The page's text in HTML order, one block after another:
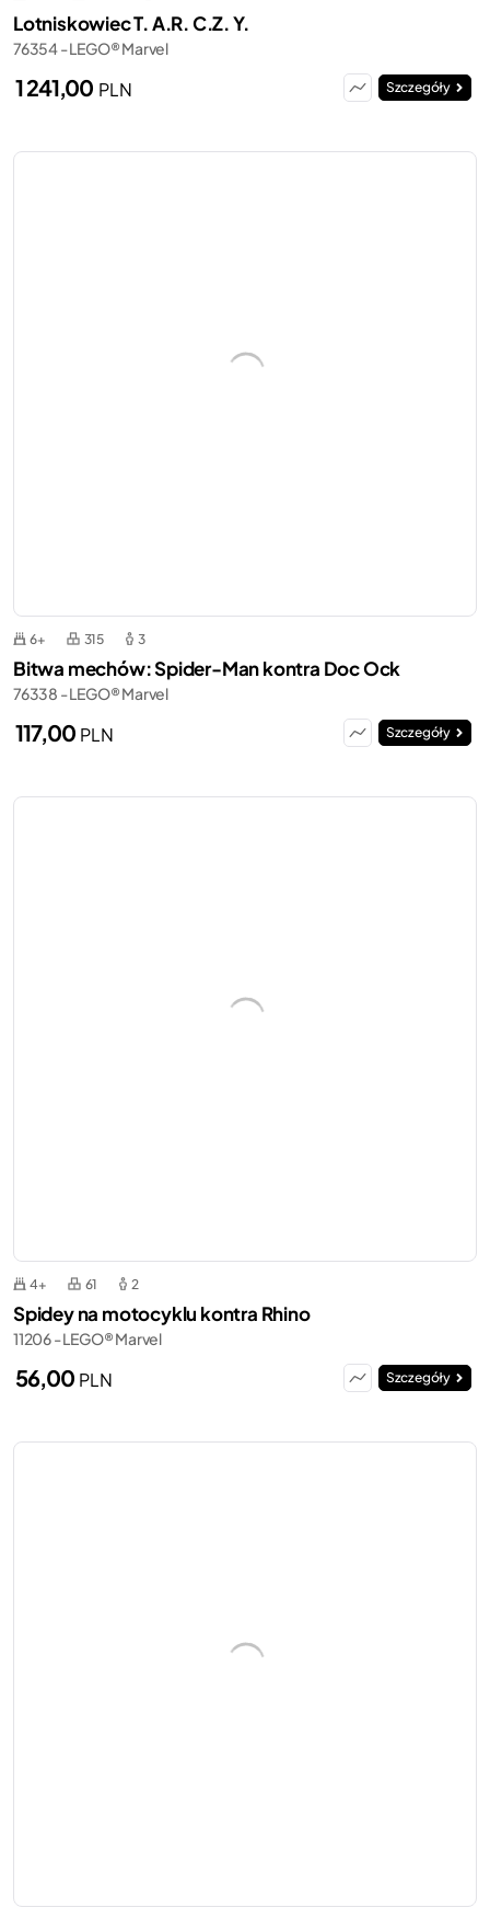
Lotniskowiec T. A.R. C.Z. Y.
76354 - LEGO® Marvel
1 241,00 PLN Szczegóły
6+ 315 3
Bitwa mechów: Spider-Man kontra Doc Ock
76338 - LEGO® Marvel
117,00 PLN Szczegóły
4+ 61 2
Spidey na motocyklu kontra Rhino
11206 - LEGO® Marvel
56,00 PLN Szczegóły